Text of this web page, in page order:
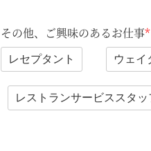
その他、ご興味のあるお仕事*
レセプタント ウェイ
レストランサービススタッ